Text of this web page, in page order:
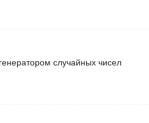
случайных чисел